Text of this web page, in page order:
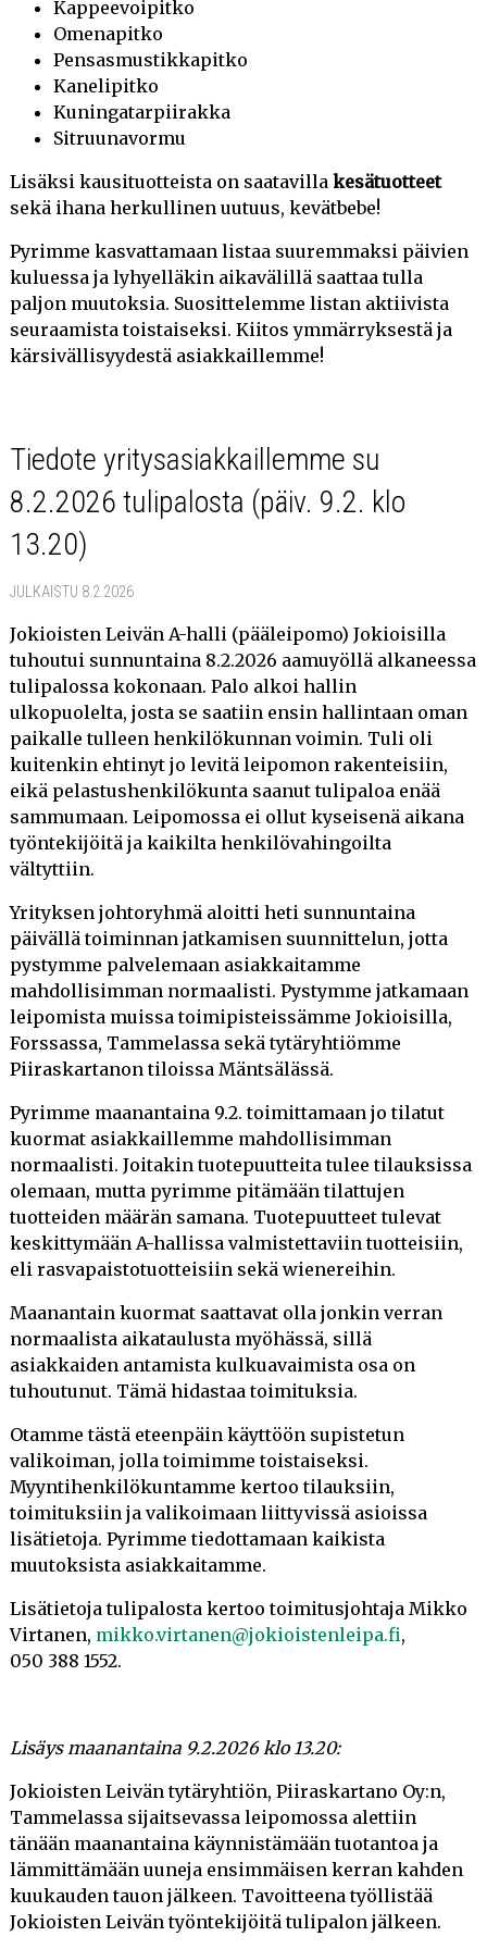
AURINKOISTA SYKSYÄ! (15.10.2018)
ASIAKASKYSELY YHTEISTYÖSSÄ FAI:N OPISKELIJOIDEN
KANSSA (21.5.2018)
NYT KAUPOISSA IHAN ERILAINEN LEIPÄ (29.1.2018)
VIKAA PUHELINLIIKENTEESSÄ JOKIOISILLA (21.11.2017)
JOKIOISTEN JUUSTO- JA VIINIJUHLAT LÄHENEE! (16.8.2017)
PUISTOKAHVEET FORSSAN MYYMÄLÄSSÄMME! (20.6.2017)
MAHTAVAA HUHTIKUUTA! (4.4.2017)
JOKIOISTEN LEIVÄN RUNEBERGIN TORTUT LEIVOTAAN
(23.12.2016)
VINKKEJÄ JOULUPÖYTÄÄN (7.12.2016)
OLEMME MUKANA JUHLISTAMASSA SUOMEN
SATAVUOTISJUHLAVUOTTA (1.11.2016)
(31.10.2016)
JOKIOISTEN JUUSTO-JA VIINIJUHLAT (31.8.2016)
TERVETULOA HERKUTTELEMAAN HEINÄMESSUILLE 2.-3.7.2016
(22.6.2016)
KESÄ ON TÄÄLLÄ! (3.6.2016)
PÄIVITETTY KONDITORIAESITE (27.5.2016)
KARTANOPUISTOSSA (19.5.2016)
TILAA JOKIOISTEN TAI FORSSAN KAHVILASTA IHANAT
TÄYTEKAKUT KEVÄÄN JUHLIIN! (6.5.2016)
OLEMME MUKANA HEINÄMESSULLA 2.-3.7.2016! (29.3.2016)
TUNNELMIA JUUSTO-JA VIINIJUHLILTA (13.11.2015)
JOKIOISTEN JUUSTOVALIKOIMA ON JOULUN MAISTUVIN
LAHJAIDEA! (6.11.2015)
KOTISIVUJEN UUDISTUS JATKUU (3.11.2015)
JOKIOISTEN LEIPÄ JÄRJESTÄÄ JUUSTO- JA VIINIJUHLAT
29.8.2015 (13.8.2015)
UUTUUS HAMPPULEIPÄ (16.7.2015)
TERVETULOA UUDISTETUILLE KOTISIVUILLE! (18.6.2015)
TERVETULOA MAISTELEMAAN UUTUUSTUOTTEITA! (18.6.2015)
MEILTÄ NYT MYÖS KARTANON MEIJERIN IHANAT JÄÄTELÖT!
(17.6.2015)
ELINTARVIKETURVALLISUUSJÄRJESTELMÄ (31.12.2014)
Kappeevoipitko
Omenapitko
Pensasmustikkapitko
Kanelipitko
Kuningatarpiirakka
Sitruunavormu
Lisäksi kausituotteista on saatavilla kesätuotteet
sekä ihana herkullinen uutuus, kevätbebe!
Pyrimme kasvattamaan listaa suuremmaksi päivien
kuluessa ja lyhyelläkin aikavälillä saattaa tulla
paljon muutoksia. Suosittelemme listan aktiivista
seuraamista toistaiseksi. Kiitos ymmärryksestä ja
kärsivällisyydestä asiakkaillemme!
Tiedote yritysasiakkaillemme su
8.2.2026 tulipalosta (päiv. 9.2. klo
13.20)
JULKAISTU 8.2.2026
Jokioisten Leivän A-halli (pääleipomo) Jokioisilla
tuhoutui sunnuntaina 8.2.2026 aamuyöllä alkaneessa
tulipalossa kokonaan. Palo alkoi hallin
ulkopuolelta, josta se saatiin ensin hallintaan oman
paikalle tulleen henkilökunnan voimin. Tuli oli
kuitenkin ehtinyt jo levitä leipomon rakenteisiin,
eikä pelastushenkilökunta saanut tulipaloa enää
sammumaan. Leipomossa ei ollut kyseisenä aikana
työntekijöitä ja kaikilta henkilövahingoilta
vältyttiin.
Yrityksen johtoryhmä aloitti heti sunnuntaina
päivällä toiminnan jatkamisen suunnittelun, jotta
pystymme palvelemaan asiakkaitamme
mahdollisimman normaalisti. Pystymme jatkamaan
leipomista muissa toimipisteissämme Jokioisilla,
Forssassa, Tammelassa sekä tytäryhtiömme
Piiraskartanon tiloissa Mäntsälässä.
Pyrimme maanantaina 9.2. toimittamaan jo tilatut
kuormat asiakkaillemme mahdollisimman
normaalisti. Joitakin tuotepuutteita tulee tilauksissa
olemaan, mutta pyrimme pitämään tilattujen
tuotteiden määrän samana. Tuotepuutteet tulevat
keskittymään A-hallissa valmistettaviin tuotteisiin,
eli rasvapaistotuotteisiin sekä wienereihin.
Maanantain kuormat saattavat olla jonkin verran
normaalista aikataulusta myöhässä, sillä
asiakkaiden antamista kulkuavaimista osa on
tuhoutunut. Tämä hidastaa toimituksia.
Otamme tästä eteenpäin käyttöön supistetun
valikoiman, jolla toimimme toistaiseksi.
Myyntihenkilökuntamme kertoo tilauksiin,
toimituksiin ja valikoimaan liittyvissä asioissa
lisätietoja. Pyrimme tiedottamaan kaikista
muutoksista asiakkaitamme.
Lisätietoja tulipalosta kertoo toimitusjohtaja Mikko
Virtanen, mikko.virtanen@jokioistenleipa.fi,
050 388 1552.
Lisäys maanantaina 9.2.2026 klo 13.20:
Jokioisten Leivän tytäryhtiön, Piiraskartano Oy:n,
Tammelassa sijaitsevassa leipomossa alettiin
tänään maanantaina käynnistämään tuotantoa ja
lämmittämään uuneja ensimmäisen kerran kahden
kuukauden tauon jälkeen. Tavoitteena työllistää
Jokioisten Leivän työntekijöitä tulipalon jälkeen.